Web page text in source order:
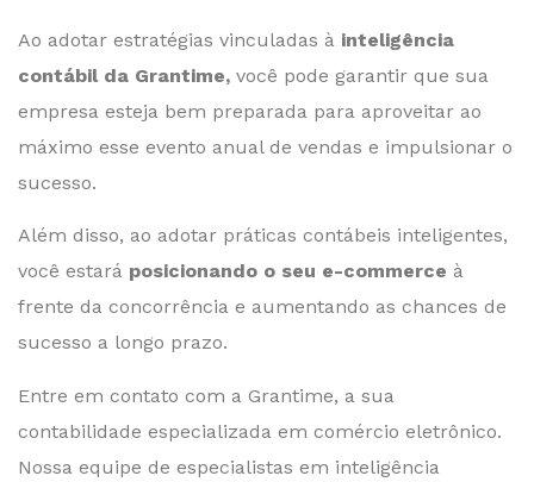
Ao adotar estratégias vinculadas à inteligência
contábil da Grantime, você pode garantir que sua
empresa esteja bem preparada para aproveitar ao
máximo esse evento anual de vendas e impulsionar o
sucesso.
Além disso, ao adotar práticas contábeis inteligentes,
você estará posicionando o seu e-commerce à
frente da concorrência e aumentando as chances de
sucesso a longo prazo.
Entre em contato com a Grantime, a sua
contabilidade especializada em comércio eletrônico.
Nossa equipe de especialistas em inteligência